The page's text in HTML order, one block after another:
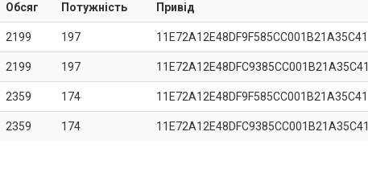
Обсяг Потужність Привід
2199 197 11E72A12E48DF9F585CC001B21A35C41
2199 197 11E72A12E48DFC9385CC001B21A35C41
2359 174 11E72A12E48DF9F585CC001B21A35C41
2359 174 11E72A12E48DFC9385CC001B21A35C41